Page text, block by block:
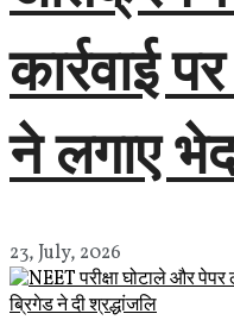
कार्रवाई
ने लगाए
23, July, 2026